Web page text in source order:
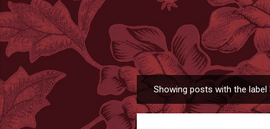
o
Showing posts with the label